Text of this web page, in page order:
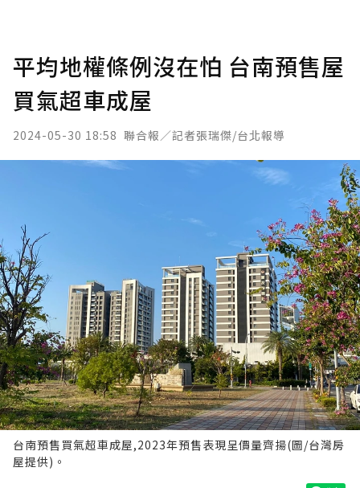
平均地權條例沒在怕 台南預售屋
買氣超車成屋
2024-05-30 18:58 聯合報／記者張瑞傑/台北報導
台南預售買氣超車成屋,2023年預售表現呈價量齊揚(圖/台灣房
屋提供)。